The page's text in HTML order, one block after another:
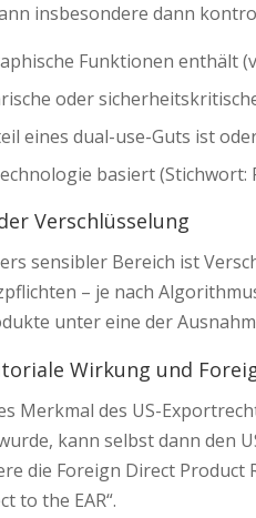
insbesondere dann
Funktionen enthält
oder
eines dual-use-Guts ist
basiert (Stichwort:
Verschlüsselung
sensibler Bereich ist
– je nach
unter eine der
Wirkung und
Merkmal des US-
kann selbst dann den
die Foreign Direct Product
to the EAR“.